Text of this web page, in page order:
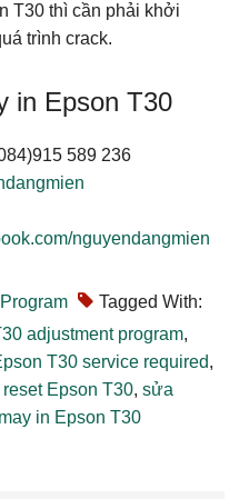
T30 thì cần phải khởi
trình crack.
in Epson T30
589 236
nguyendangmien
Tagged With:
adjustment program,
T30 service required,
reset Epson T30,sửa
in Epson T30